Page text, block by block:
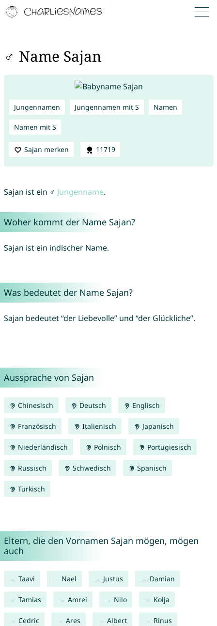
♂ Name Sajan
Jungennamen Jungennamen mit S Namen
Namen mit S
Sajan merken 11719
Sajan ist ein ♂ Jungenname.
Woher kommt der Name Sajan?
Sajan ist ein indischer Name.
Was bedeutet der Name Sajan?
Sajan bedeutet “der Liebevolle” und “der Glückliche”.
Aussprache von Sajan
Chinesisch Deutsch Englisch
Französisch Italienisch Japanisch
Niederländisch Polnisch Portugiesisch
Russisch Schwedisch Spanisch
Türkisch
Eltern, die den Vornamen Sajan mögen, mögen
auch
Taavi Nael Justus Damian
Tamias Amrei Nilo Kolja
Cedric Ares Albert Rinus